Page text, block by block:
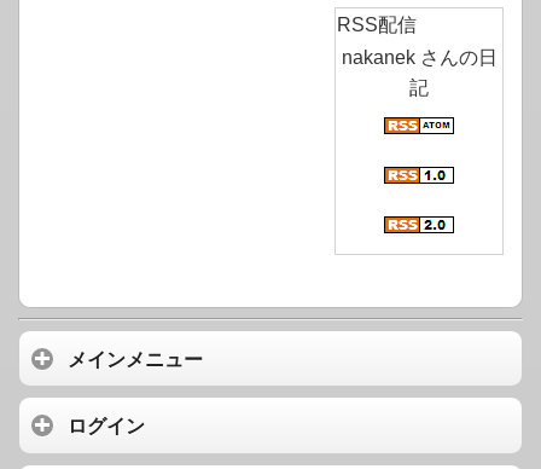
RSS配信
nakanek さんの日
記
メインメニュー
ログイン